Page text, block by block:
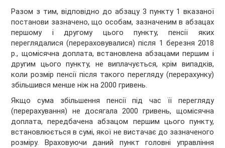
Разом з тим, відповідно до абзацу 3 пункту 1 вказаної
постанови зазначено, що особам, зазначеним в абзацах
першому і другому цього пункту, пенсії яких
переглядалися (перераховувалися) після 1 березня 2018
р., щомісячна доплата, встановлена абзацами першим і
другим цього пункту, не виплачується, крім випадків,
коли розмір пенсії після такого перегляду (перерахунку)
збільшився менше ніж на 2000 гривень.
Якщо сума збільшення пенсії під час її перегляду
(перерахування) не досягала 2000 гривень, щомісячна
доплата, передбачена абзацом першим цього пункту,
встановлюється в сумі, якої не вистачає до зазначеного
розміру. Враховуючи даний пункт головні управління